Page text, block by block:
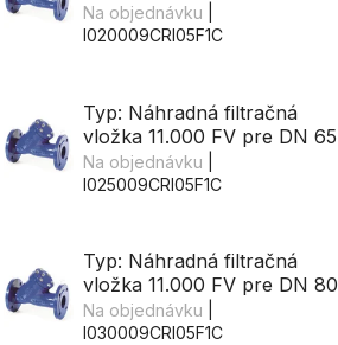
Na objednávku
I020009CRI05F1C
Typ: Náhradná filtračná
vložka 11.000 FV pre DN 65
Na objednávku
I025009CRI05F1C
Typ: Náhradná filtračná
vložka 11.000 FV pre DN 80
Na objednávku
I030009CRI05F1C